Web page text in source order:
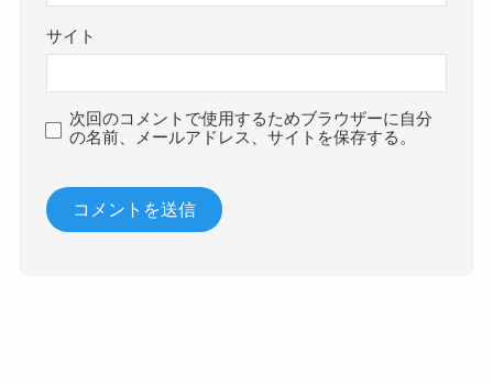
サイト
次回のコメントで使用するためブラウザーに自分
の名前、メールアドレス、サイトを保存する。